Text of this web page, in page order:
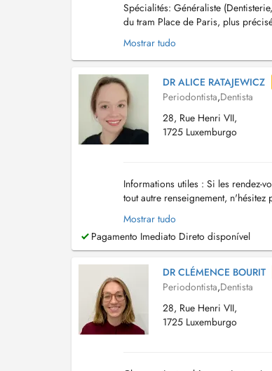
Spécialités: Généraliste
du tram Place de Paris, plus
au 3ème étage. Veuillez s'il v...
Mostrar tudo
DR ALICE RATAJEWICZ
Periodontista,Dentista
28, Rue Henri VII,
1725 Luxemburgo
Informations utiles : Si les rendez-
tout autre renseignement,
parking des Glacis. L'accès est
Mostrar tudo
Pagamento Imediato Direto disponível
DR CLÉMENCE BOURIT
Periodontista,Dentista
28, Rue Henri VII,
1725 Luxemburgo